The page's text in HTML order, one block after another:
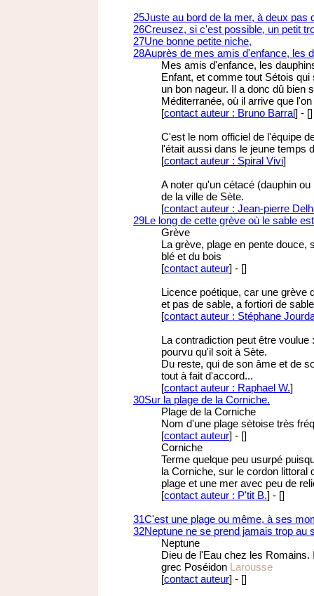
25Juste au bord de la mer, à deux pas
26Creusez, si c'est possible, un petit
27Une bonne petite niche,
28Auprès de mes amis d'enfance, les
Mes amis d'enfance, les
Enfant, et comme tout Sétois
un bon nageur. Il a donc dû
Méditerranée, où il arrive que
[contact auteur : Bruno Barral] - []
C'est le nom officiel de l'équipe
l'était aussi dans le jeune temps
[contact auteur : Spiral Vivi]
A noter qu'un cétacé (dauphin
de la ville de Sète.
[contact auteur : Jean-pierre
29Le long de cette grève où le sable
Grève
La grève, plage en pente douce,
blé et du bois
[contact auteur] - []
Licence poétique, car une grève
et pas de sable, a fortiori de
[contact auteur : Stéphane
La contradiction peut être
pourvu qu'il soit à Sète.
Du reste, qui de son âme et de
tout à fait d'accord...
[contact auteur : Raphael W.]
30Sur la plage de la Corniche.
Plage de la Corniche
Nom d'une plage sètoise très
[contact auteur] - []
Corniche
Terme quelque peu usurpé
la Corniche, sur le cordon littoral
plage et une mer avec peu de
[contact auteur : P'tit B.] - []
31C'est une plage ou même, à ses
32Neptune ne se prend jamais trop au
Neptune
Dieu de l'Eau chez les
grec Poséidon Larousse
[contact auteur] - []